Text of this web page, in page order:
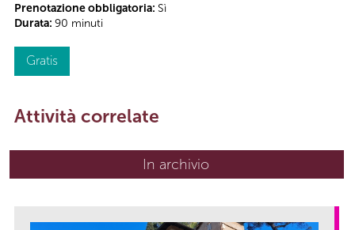
Prenotazione obbligatoria: Sì
Durata: 90 minuti
Gratis
Attività correlate
In archivio